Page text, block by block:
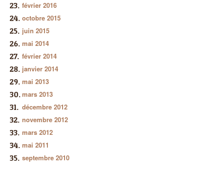
février 2016
octobre 2015
juin 2015
mai 2014
février 2014
janvier 2014
mai 2013
mars 2013
décembre 2012
novembre 2012
mars 2012
mai 2011
septembre 2010